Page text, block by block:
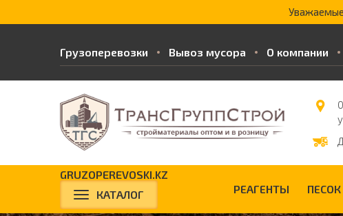
Уважаемые
Грузоперевозки Вывоз мусора О компании
GRUZOPEREVOSKI.KZ
КАТАЛОГ
РЕАГЕНТЫ ПЕСОК